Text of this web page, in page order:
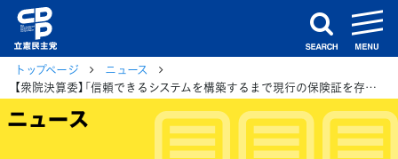
search
トップページ
ニュース
【衆院決算委】「信頼できるシステムを構築するまで現行の保険証を存続するべき」米山議員が指摘
ニュース